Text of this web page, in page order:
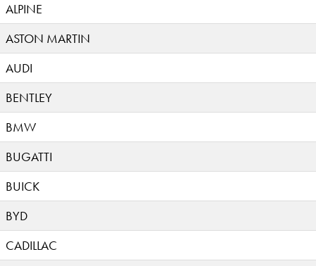
ALPINE
ASTON MARTIN
AUDI
BENTLEY
BMW
BUGATTI
BUICK
BYD
CADILLAC